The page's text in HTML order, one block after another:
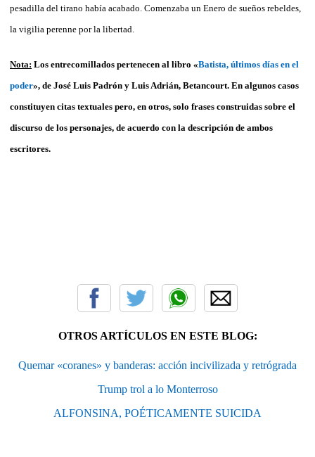
pesadilla del tirano había acabado. Comenzaba un Enero de sueños rebeldes,
la vigilia perenne por la libertad.
Nota: Los entrecomillados pertenecen al libro «Batista, últimos días en el
poder», de José Luis Padrón y Luis Adrián, Betancourt. En algunos casos
constituyen citas textuales pero, en otros, solo frases construidas sobre el
discurso de los personajes, de acuerdo con la descripción de ambos
escritores.
OTROS ARTÍCULOS EN ESTE BLOG:
Quemar «coranes» y banderas: acción incivilizada y retrógrada
Trump trol a lo Monterroso
ALFONSINA, POÉTICAMENTE SUICIDA